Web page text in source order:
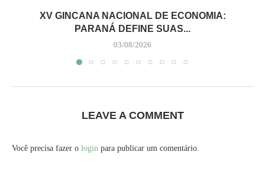
XV GINCANA NACIONAL DE ECONOMIA:
PARANÁ DEFINE SUAS...
03/08/2026
LEAVE A COMMENT
Você precisa fazer o login para publicar um comentário.